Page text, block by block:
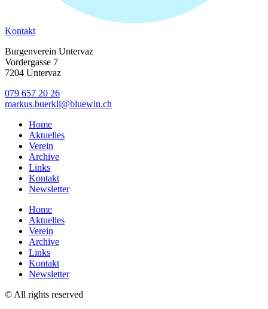
Kontakt
Burgenverein Untervaz
Vordergasse 7
7204 Untervaz
079 657 20 26
markus.buerkli@bluewin.ch
Home
Aktuelles
Verein
Archive
Links
Kontakt
Newsletter
Home
Aktuelles
Verein
Archive
Links
Kontakt
Newsletter
© All rights reserved